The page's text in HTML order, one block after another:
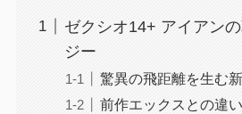
ゼクシオ14+ アイアン
ジー
驚異の飛距離を生む
前作エックスとの違